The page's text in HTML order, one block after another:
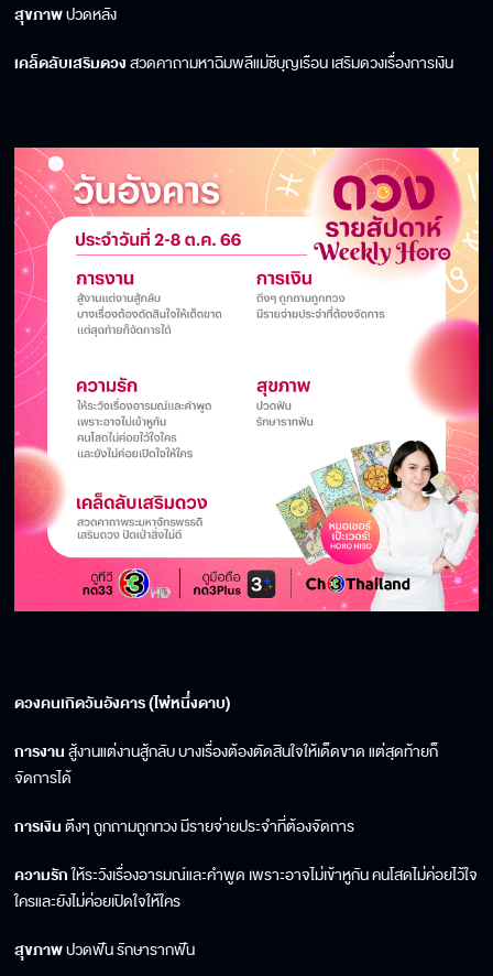
สุขภาพปวดหลัง
เคล็ดลับเสริมดวงสวดคาถามหาฉิมพลีแม่ชีบุญเรือน เสริมดวงเรื่องการเงิน
ดวงคนเกิดวันอังคาร (ไพ่หนึ่งดาบ)
การงานสู้งานแต่งานสู้กลับ บางเรื่องต้องตัดสินใจให้เด็ดขาด แต่สุดท้ายก็
จัดการได้
การเงินตึงๆ ถูกถามถูกทวง มีรายจ่ายประจำที่ต้องจัดการ
ความรักให้ระวังเรื่องอารมณ์และคำพูด เพราะอาจไม่เข้าหูกัน คนโสดไม่ค่อยไว้ใจ
ใครและยังไม่ค่อยเปิดใจให้ใคร
สุขภาพปวดฟัน รักษารากฟัน